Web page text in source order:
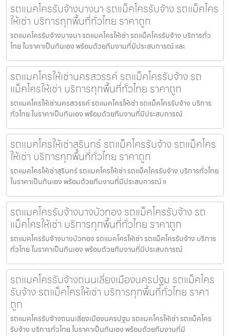
รถแมคโครรับจ้างบางนา รถแม็คโครรับจ้าง รถแม็คโคร
ให้เช่า บริการทุกพื้นที่ทั่วไทย ราคาถูก
รถแมคโครรับจ้างบางนา รถแมคโครให้เช่า รถแม็คโครรับจ้าง บริการทั่ว
ไทย ในราคาเป็นกันเอง พร้อมด้วยทีมงานที่มีประสบการณ์ และ
รถแมคโครให้เช่านครสวรรค์ รถแม็คโครรับจ้าง รถ
แม็คโครให้เช่า บริการทุกพื้นที่ทั่วไทย ราคาถูก
รถแมคโครให้เช่านครสวรรค์ รถแมคโครให้เช่า รถแม็คโครรับจ้าง บริการ
ทั่วไทย ในราคาเป็นกันเอง พร้อมด้วยทีมงานที่มีประสบการณ์
รถแมคโครให้เช่าสุรินทร์ รถแม็คโครรับจ้าง รถแม็คโคร
ให้เช่า บริการทุกพื้นที่ทั่วไทย ราคาถูก
รถแมคโครให้เช่าสุรินทร์ รถแมคโครให้เช่า รถแม็คโครรับจ้าง บริการทั่วไทย
ในราคาเป็นกันเอง พร้อมด้วยทีมงานที่มีประสบการณ์ แ
รถแมคโครรับจ้างบางบัวทอง รถแม็คโครรับจ้าง รถ
แม็คโครให้เช่า บริการทุกพื้นที่ทั่วไทย ราคาถูก
รถแมคโครรับจ้างบางบัวทอง รถแมคโครให้เช่า รถแม็คโครรับจ้าง บริการ
ทั่วไทย ในราคาเป็นกันเอง พร้อมด้วยทีมงานที่มีประสบการณ์
รถแมคโครรับจ้างถนนเลี่ยงเมืองนครปฐม รถแม็คโคร
รับจ้าง รถแม็คโครให้เช่า บริการทุกพื้นที่ทั่วไทย ราคา
ถูก
รถแมคโครรับจ้างถนนเลี่ยงเมืองนครปฐม รถแมคโครให้เช่า รถแม็คโคร
รับจ้าง บริการทั่วไทย ในราคาเป็นกันเอง พร้อมด้วยทีมงานที่มี